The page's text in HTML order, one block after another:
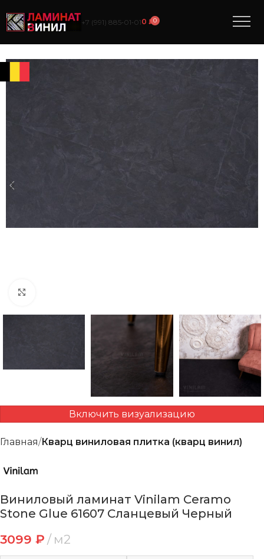
+7 (991) 885‑01‑010₽0
Включить визуализацию
Главная Кварц виниловая плитка (кварц винил)
Виниловый ламинат Vinilam Ceramo
Stone Glue 61607 Сланцевый Черный
3099 ₽ м2